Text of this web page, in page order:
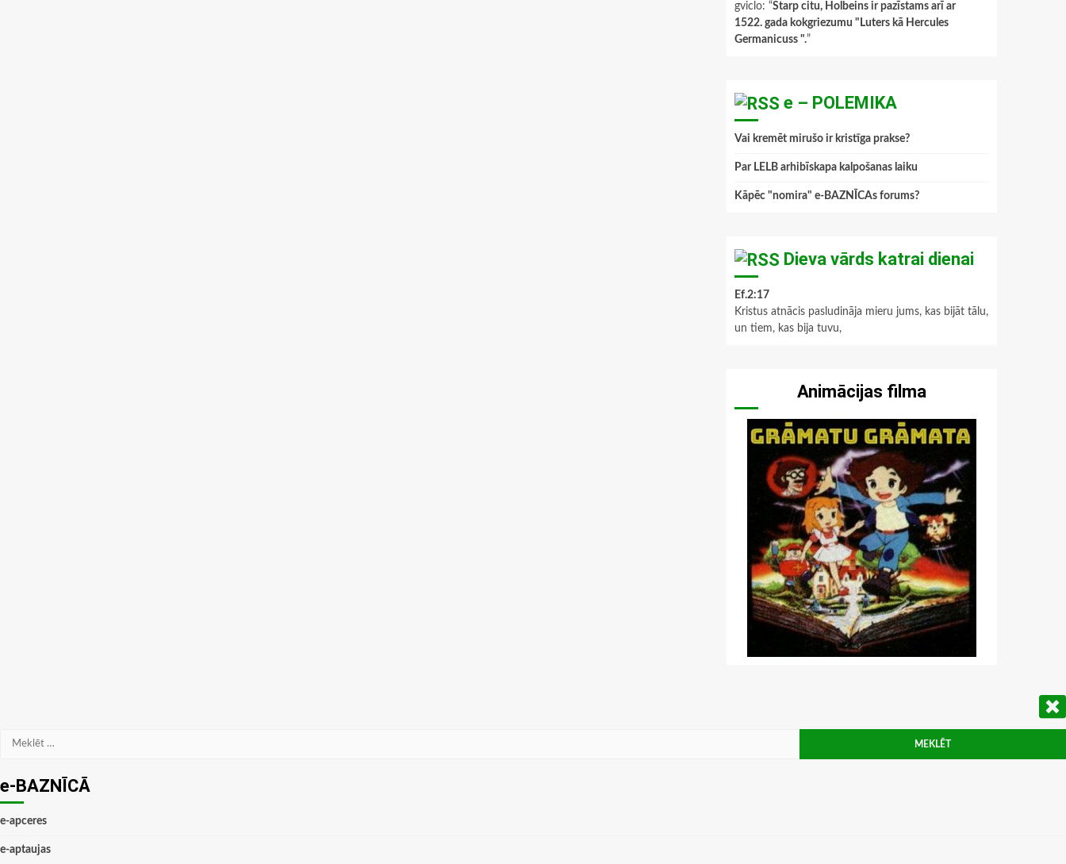
gviclo: “Starp citu, Holbeins ir pazīstams arī ar
1522. gada kokgriezumu "Luters kā Hercules
Germanicuss ".”
e – POLEMIKA
Vai kremēt mirušo ir kristīga prakse?
Par LELB arhibīskapa kalpošanas laiku
Kāpēc "nomira" e-BAZNĪCAs forums?
Dieva vārds katrai dienai
Ef.2:17
Kristus atnācis pasludināja mieru jums, kas bijāt tālu,
un tiem, kas bija tuvu,
Animācijas filma
Meklēt:
e-BAZNĪCĀ
e-apceres
e-aptaujas